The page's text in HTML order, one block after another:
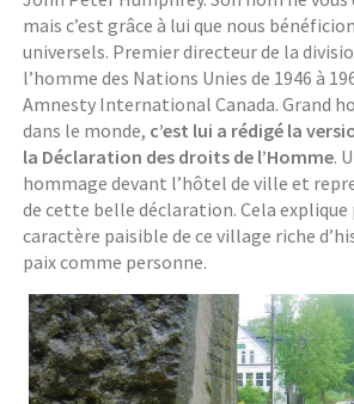
mais c’est grâce à lui que nous
universels. Premier directeur de la
l’homme des Nations Unies de 1946 à
Amnesty International Canada. Grand
dans le monde, c’est lui a rédigé la
la Déclaration des droits de l’Homme.
hommage devant l’hôtel de ville et
de cette belle déclaration. Cela
caractère paisible de ce village riche
paix comme personne.